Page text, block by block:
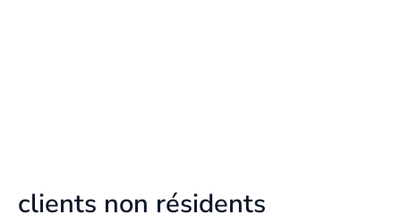
clients non résidents